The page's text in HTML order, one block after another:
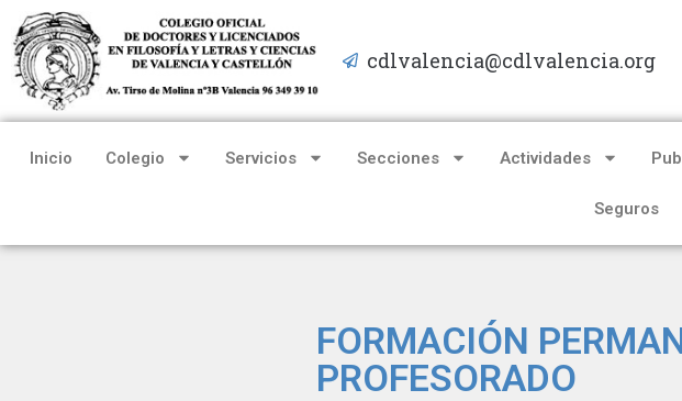
Saltar
al
contenido
cdlvalencia@cdlvalencia.org
Inicio Colegio Servicios Secciones Actividades
Seguros
FORMACIÓN
PROFESORADO